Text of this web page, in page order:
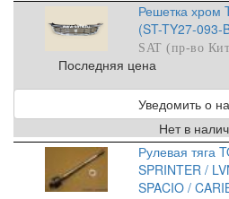
Решетка хром
(ST-TY27-093-
SAT (пр-во
Последняя цена
Уведомить о
Нет в
Рулевая тяга
SPRINTER /
SPACIO /